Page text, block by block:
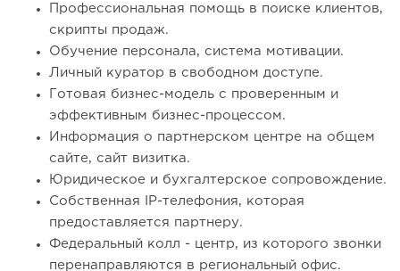
Профессиональная помощь в поиске клиентов,
скрипты продаж.
Обучение персонала, система мотивации.
Личный куратор в свободном доступе.
Готовая бизнес-модель с проверенным и
эффективным бизнес-процессом.
Информация о партнерском центре на общем
сайте, сайт визитка.
Юридическое и бухгалтерское сопровождение.
Собственная IP-телефония, которая
предоставляется партнеру.
Федеральный колл - центр, из которого звонки
перенаправляются в региональный офис.